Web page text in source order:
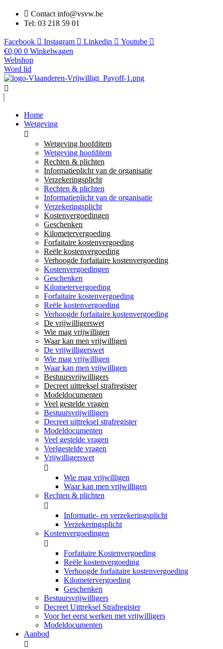
Contact info@vsvw.be
Tel: 03 218 59 01
Facebook Instagram Linkedin
Youtube
€0,00 0 Winkelwagen
Webshop
Word lid
Home
Wetgeving
Wetgeving hoofditem
Wetgeving hoofditem
Rechten & plichten
Informatieplicht van de organisatie
Verzekeringsplicht
Rechten & plichten
Informatieplicht van de organisatie
Verzekeringsplicht
Kostenvergoedingen
Geschenken
Kilometervergoeding
Forfaitaire kostenvergoeding
Reële kostenvergoeding
Verhoogde forfaitaire kostenvergoeding
Kostenvergoedingen
Geschenken
Kilometervergoeding
Forfaitaire kostenvergoeding
Reële kostenvergoeding
Verhoogde forfaitaire kostenvergoeding
De vrijwilligerswet
Wie mag vrijwilligen
Waar kan men vrijwilligen
De vrijwilligerswet
Wie mag vrijwilligen
Waar kan men vrijwilligen
Bestuursvrijwilligers
Decreet uittreksel strafregister
Modeldocumenten
Veel gestelde vragen
Bestuursvrijwilligers
Decreet uittreksel strafregister
Modeldocumenten
Veel gestelde vragen
Veelgestelde vragen
Vrijwilligerswet
Wie mag vrijwilligen
Waar kan men vrijwilligen
Rechten & plichten
Informatie- en verzekeringsplicht
Verzekeringsplicht
Kostenvergoedingen
Forfaitaire Kostenvergoeding
Reële kostenvergoeding
Verhoogde forfaitaire kostenvergoeding
Kilometervergoeding
Geschenken
Bestuursvrijwilligers
Decreet Uittreksel Strafregister
Voor het eerst werken met vrijwilligers
Modeldocumenten
Aanbod